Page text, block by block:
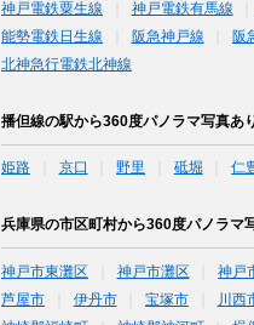
神戸電鉄粟生線
神戸電鉄有馬線
能勢電鉄日生線
阪急神戸線 阪
北神急行電鉄北神線
播但線の駅から360度パノラマ写真あ
姫路 京口 野里 砥堀 仁
兵庫県の市区町村から360度パノラマ
神戸市東灘区 神戸市灘区 神戸
芦屋市
伊丹市 宝塚市 川西